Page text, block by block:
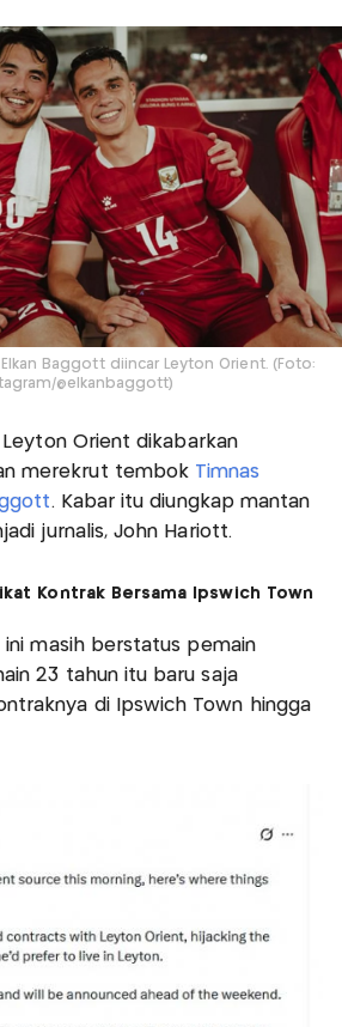
Baggott diincar Leyton Orient. (Foto:
@elkanbaggott)
Leyton Orient dikabarkan
merekrut tembok Timnas
. Kabar itu diungkap mantan
jurnalis, John Hariott.
Kontrak Bersama Ipswich Town
ini masih berstatus pemain
23 tahun itu baru saja
di Ipswich Town hingga